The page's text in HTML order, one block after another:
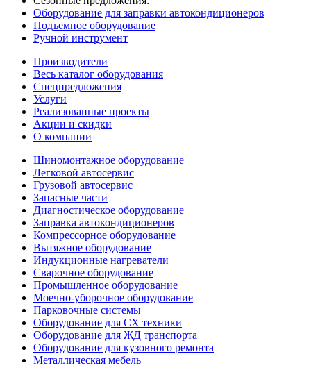
Оборудование для заправки автокондиционеров
Подъемное оборудование
Ручной инструмент
Производители
Весь каталог оборудования
Спецпредложения
Услуги
Реализованные проекты
Акции и скидки
О компании
Шиномонтажное оборудование
Легковой автосервис
Грузовой автосервис
Запасные части
Диагностическое оборудование
Заправка автокондиционеров
Компрессорное оборудование
Вытяжное оборудование
Индукционные нагреватели
Сварочное оборудование
Промышленное оборудование
Моечно-уборочное оборудование
Парковочные системы
Оборудование для СХ техники
Оборудование для ЖД транспорта
Оборудование для кузовного ремонта
Металлическая мебель